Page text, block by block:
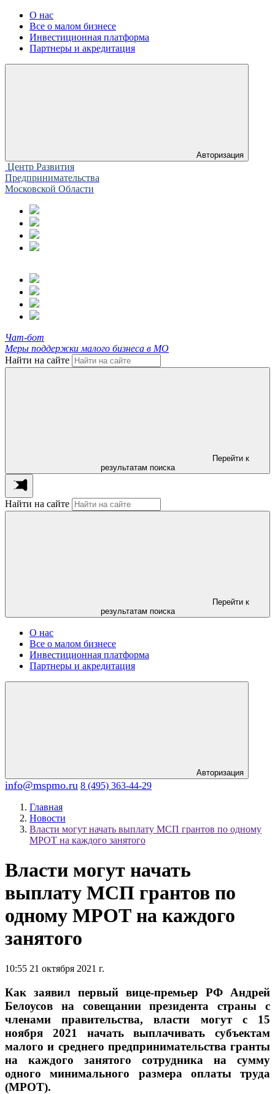
О нас
Все о малом бизнесе
Инвестиционная платформа
Партнеры и акредитация
Авторизация
Центр Развития
Предпринимательства
Московской Области
Чат-бот
Меры поддержки малого бизнеса в МО
Найти на сайте
Перейти к
результатам поиска
Найти на сайте
Перейти к
результатам поиска
О нас
Все о малом бизнесе
Инвестиционная платформа
Партнеры и акредитация
Авторизация
info@mspmo.ru 8 (495) 363-44-29
Главная
Новости
Власти могут начать выплату МСП грантов по одному
МРОТ на каждого занятого
Власти могут начать
выплату МСП грантов по
одному МРОТ на каждого
занятого
10:55 21 октября 2021 г.
Как заявил первый вице-премьер РФ Андрей
Белоусов на совещании президента страны с
членами правительства, власти могут с 15
ноября 2021 начать выплачивать субъектам
малого и среднего предпринимательства гранты
на каждого занятого сотрудника на сумму
одного минимального размера оплаты труда
(МРОТ).